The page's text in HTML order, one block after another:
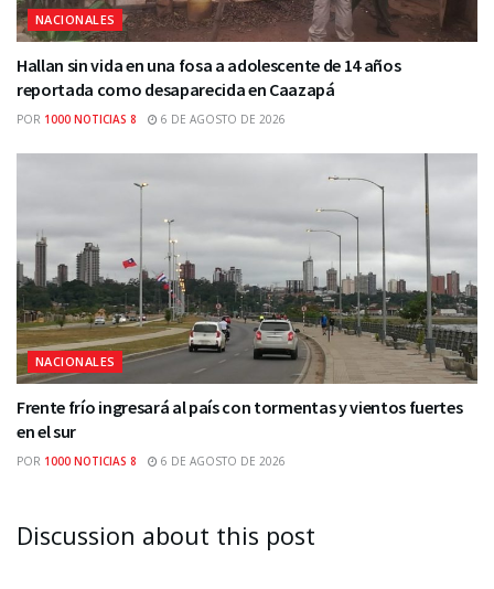
NACIONALES
Hallan sin vida en una fosa a adolescente de 14 años
reportada como desaparecida en Caazapá
POR 1000 NOTICIAS 8 6 DE AGOSTO DE 2026
NACIONALES
Frente frío ingresará al país con tormentas y vientos fuertes
en el sur
POR 1000 NOTICIAS 8 6 DE AGOSTO DE 2026
Discussion about this post